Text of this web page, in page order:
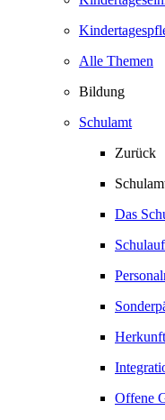
Alle Themen
Bildung
Schulamt
Zurück
Das
Offene